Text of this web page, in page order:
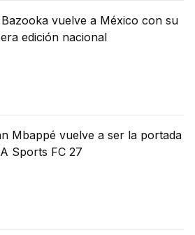
Bazooka vuelve a México con su
edición nacional
Mbappé vuelve a ser la portada
Sports FC 27